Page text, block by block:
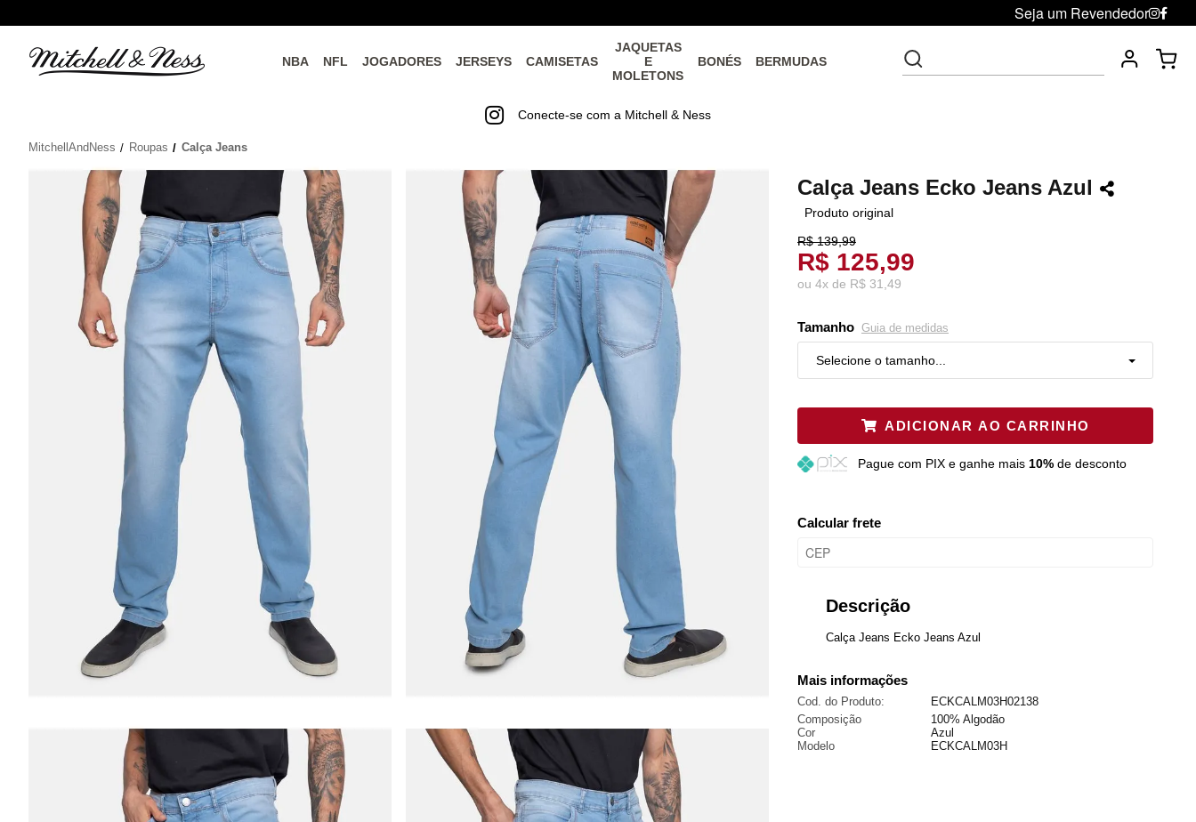
Seja um Revendedor
NBA NFL JOGADORES JERSEYS CAMISETAS
JAQUETAS
E
MOLETONS
BONÉS BERMUDAS
Conecte-se com a Mitchell & Ness
MitchellAndNess Roupas Calça Jeans
Calça Jeans Ecko Jeans Azul
Produto original
R$ 139,99
R$ 125,99
ou 4x de R$ 31,49
Tamanho Guia de medidas
Selecione o tamanho...
Esgotado
42 Esgotado
ADICIONAR AO CARRINHO
Pague com PIX e ganhe mais 10%de desconto
Calcular frete
Descrição
Calça Jeans Ecko Jeans Azul
Mais informações
Cod. do Produto:
ECKCALM03H02138
Composição
100% Algodão
Cor
Azul
Modelo
ECKCALM03H